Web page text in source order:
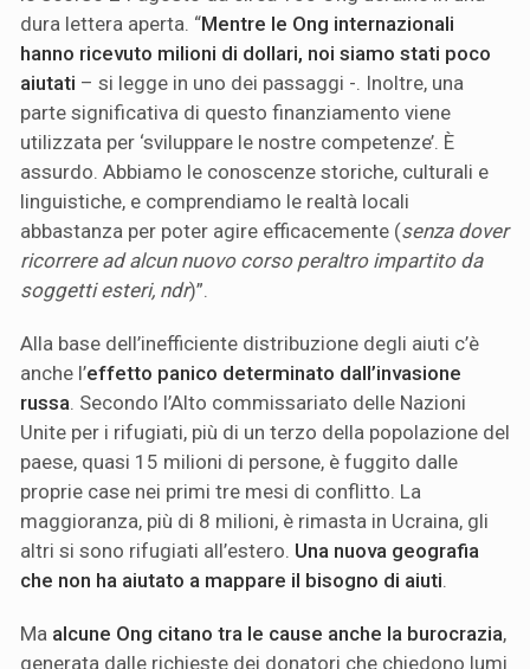
dura lettera aperta. “Mentre le Ong internazionali
hanno ricevuto milioni di dollari, noi siamo stati poco
aiutati – si legge in uno dei passaggi -. Inoltre, una
parte significativa di questo finanziamento viene
utilizzata per ‘sviluppare le nostre competenze’. È
assurdo. Abbiamo le conoscenze storiche, culturali e
linguistiche, e comprendiamo le realtà locali
abbastanza per poter agire efficacemente (senza dover
ricorrere ad alcun nuovo corso peraltro impartito da
soggetti esteri, ndr)”.
Alla base dell’inefficiente distribuzione degli aiuti c’è
anche l’effetto panico determinato dall’invasione
russa. Secondo l’Alto commissariato delle Nazioni
Unite per i rifugiati, più di un terzo della popolazione del
paese, quasi 15 milioni di persone, è fuggito dalle
proprie case nei primi tre mesi di conflitto. La
maggioranza, più di 8 milioni, è rimasta in Ucraina, gli
altri si sono rifugiati all’estero. Una nuova geografia
che non ha aiutato a mappare il bisogno di aiuti.
Ma alcune Ong citano tra le cause anche la burocrazia,
generata dalle richieste dei donatori che chiedono lumi